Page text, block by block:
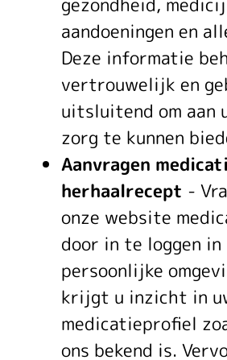
aandoeningen en
Deze informatie
vertrouwelijk en
uitsluitend om aan
zorg te kunnen
Aanvragen
herhaalrecept -
onze website
door in te loggen in
persoonlijke
krijgt u inzicht in
medicatieprofiel
ons bekend is.